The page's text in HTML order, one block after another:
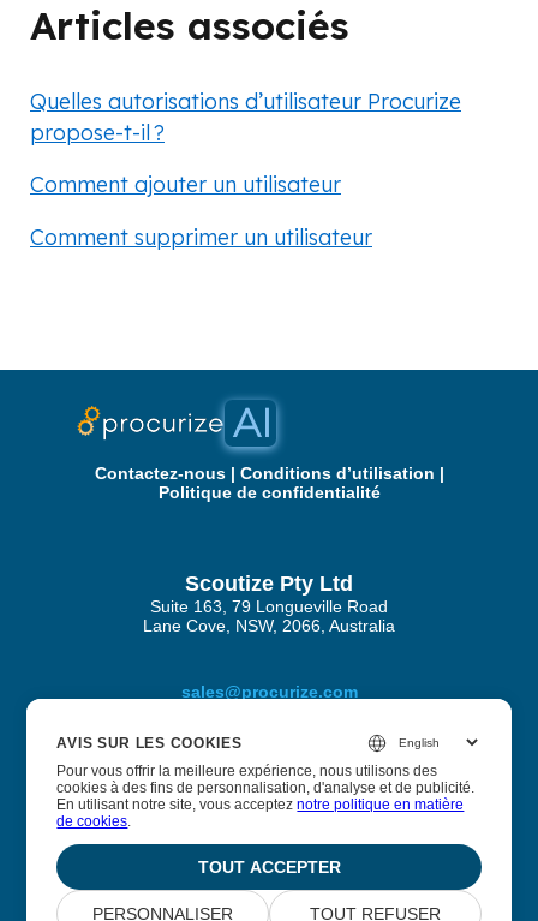
Articles associés
Quelles autorisations d’utilisateur Procurize
propose-t-il ?
Comment ajouter un utilisateur
Comment supprimer un utilisateur
Contactez‑nous| Conditions d’utilisation |
Politique de confidentialité
Scoutize Pty Ltd
Suite 163, 79 Longueville Road
Lane Cove, NSW, 2066, Australia
sales@procurize.com
À propos de Procurize IA
Nous aidons les entreprises à éliminer le travail manuel des
AVIS SUR LES COOKIES
Pour vous offrir la meilleure expérience, nous utilisons des
cookies à des fins de personnalisation, d'analyse et de publicité.
En utilisant notre site, vous accepteznotre politique en matière
de cookies.
TOUT ACCEPTER
PERSONNALISER TOUT REFUSER